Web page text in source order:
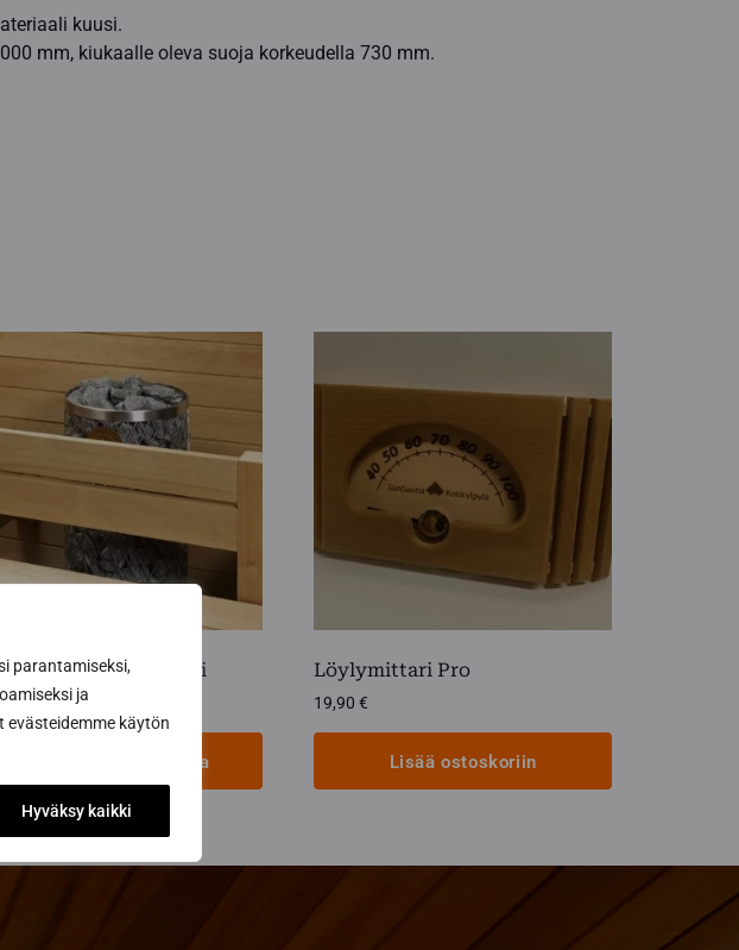
parantamiseksi,
ja
evästeidemme käytön
Hyväksy kaikki
kuusi.
mm, kiukaalle oleva suoja korkeudella 730 mm.
Relax, U-malli
€ -249,00
135,00 €
Valitse vaihtoehdoista
Löylymittari Pro
19,90€
Lisää ostoskoriin